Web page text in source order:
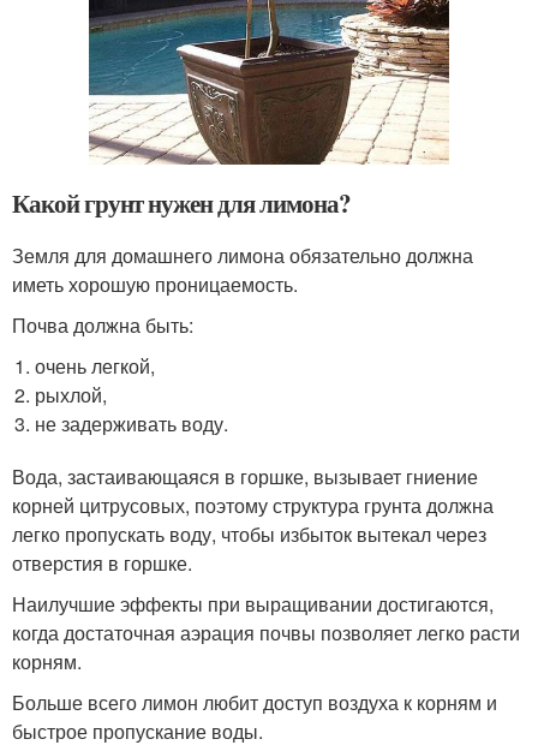
Какой грунт нужен для лимона?
Земля для домашнего лимона обязательно должна
иметь хорошую проницаемость.
Почва должна быть:
очень легкой,
рыхлой,
не задерживать воду.
Вода, застаивающаяся в горшке, вызывает гниение
корней цитрусовых, поэтому структура грунта должна
легко пропускать воду, чтобы избыток вытекал через
отверстия в горшке.
Наилучшие эффекты при выращивании достигаются,
когда достаточная аэрация почвы позволяет легко расти
корням.
Больше всего лимон любит доступ воздуха к корням и
быстрое пропускание воды.